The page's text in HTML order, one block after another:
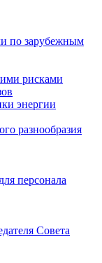
по зарубежным
рисками
энергии
разнообразия
персонала
Совета